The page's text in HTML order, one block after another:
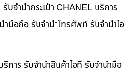
บจำนำกระเป๋า CHANEL บริการ
ำมือถือ รับจำนำโทรศัพท์ รับจำนำไอ
ริการ รับจำนำสินค้าไอที รับจำนำมือ